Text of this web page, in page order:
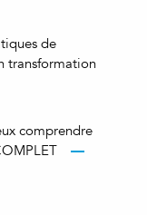
de
transformation
comprendre